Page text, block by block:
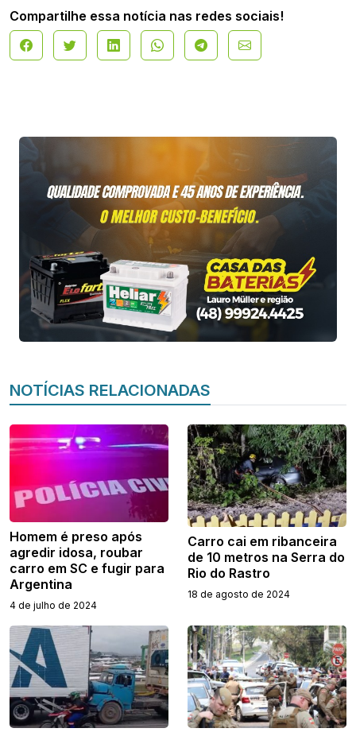
Compartilhe essa notícia nas redes sociais!
NOTÍCIAS RELACIONADAS
Homem é preso após
agredir idosa, roubar
carro em SC e fugir para
Argentina
4 de julho de 2024
Carro cai em ribanceira
de 10 metros na Serra do
Rio do Rastro
18 de agosto de 2024